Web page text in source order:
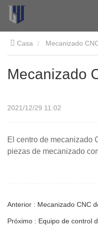
Casa Mecanizado
Mecanizado
2021/12/29 11:02
El centro de mecanizado
piezas de mecanizado
Anterior : Mecanizado CNC
Próximo : Equipo de control